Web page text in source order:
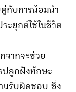
กับการน้อมนำ
ะยุกต์ใช้ในชีวิต
จากจะช่วย
ปลูกฝังทักษะ
มรับผิดชอบ ซึ่ง